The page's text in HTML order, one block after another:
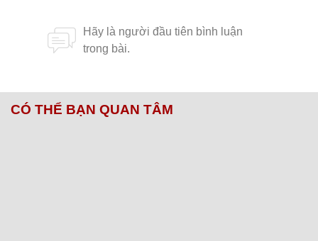
CÓ THỂ BẠN QUAN TÂM